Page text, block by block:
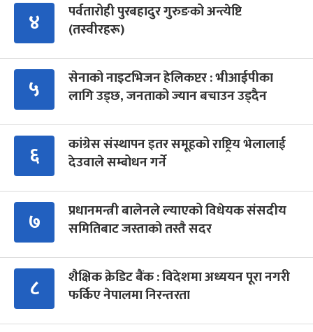
४
पर्वतारोही पुरबहादुर गुरुङको अन्त्येष्टि
(तस्वीरहरू)
५
सेनाको नाइटभिजन हेलिकप्टर : भीआईपीका
लागि उड्छ, जनताको ज्यान बचाउन उड्दैन
६
कांग्रेस संस्थापन इतर समूहको राष्ट्रिय भेलालाई
देउवाले सम्बोधन गर्ने
७
प्रधानमन्त्री बालेनले ल्याएको विधेयक संसदीय
समितिबाट जस्ताको तस्तै सदर
८
शैक्षिक क्रेडिट बैंक : विदेशमा अध्ययन पूरा नगरी
फर्किए नेपालमा निरन्तरता